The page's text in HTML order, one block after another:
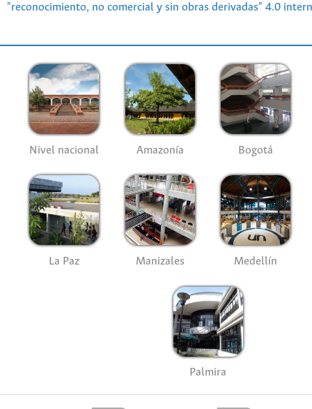
"reconocimiento, no comercial y sin obras derivadas" 4.0
Nivel nacional Amazonía Bogotá
La Paz Manizales Medellín
Palmira